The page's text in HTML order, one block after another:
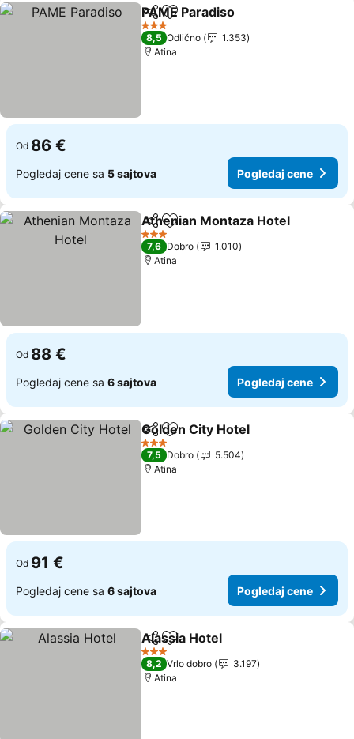
Deli Dodati u favorite
PAME Paradiso
3 Zvezdice
8,5 Odlično
1.353
Atina
Od 86 €
Pogledaj cene sa 5 sajtova Pogledaj cene
Deli Dodati u favorite
Athenian Montaza Hotel
3 Zvezdice
7,6 Dobro
1.010
Atina
Od 88 €
Pogledaj cene sa 6 sajtova Pogledaj cene
Deli Dodati u favorite
Golden City Hotel
3 Zvezdice
7,5 Dobro
5.504
Atina
Od 91 €
Pogledaj cene sa 6 sajtova Pogledaj cene
Deli Dodati u favorite
Alassia Hotel
3 Zvezdice
8,2 Vrlo dobro
3.197
Atina